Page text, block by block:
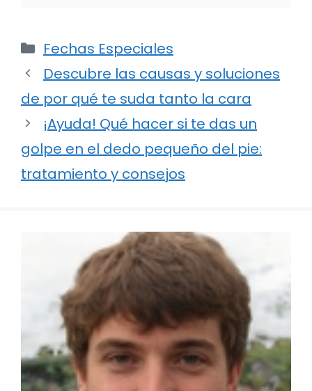
Categorías
Fechas Especiales
Descubre las causas y soluciones
de por qué te suda tanto la cara
¡Ayuda! Qué hacer si te das un
golpe en el dedo pequeño del pie:
tratamiento y consejos